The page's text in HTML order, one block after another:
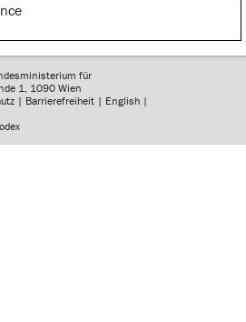
für
1, 1090 Wien
| Barrierefreiheit | English |